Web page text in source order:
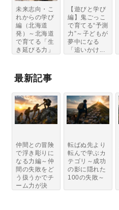
未来志向・こ
れからの学び
編（北海道
発）～北海道
で育てる「生
き延びる力」
【遊びと学び
編】鬼ごっこ
で育てる“予測
力”～子どもが
夢中になる
「追いかけ...
最新記事
仲間との冒険
で浮き彫りに
なる力編～仲
間の失敗をど
う扱うかでチ
ーム力が決
転ばぬ先より
転んで学ぶカ
テゴリ～成功
の影に隠れた
100の失敗～